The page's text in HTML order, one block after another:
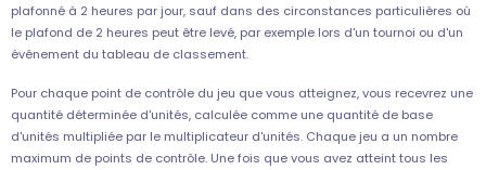
plafonné à 2 heures par jour, sauf dans des circonstances particulières où
le plafond de 2 heures peut être levé, par exemple lors d'un tournoi ou d'un
événement du tableau de classement.
Pour chaque point de contrôle du jeu que vous atteignez, vous recevrez une
quantité déterminée d'unités, calculée comme une quantité de base
d'unités multipliée par le multiplicateur d'unités. Chaque jeu a un nombre
maximum de points de contrôle. Une fois que vous avez atteint tous les